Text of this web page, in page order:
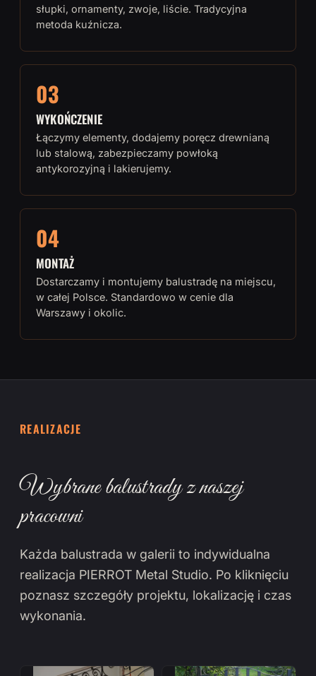
słupki, ornamenty, zwoje, liście. Tradycyjna
metoda kuźnicza.
03
WYKOŃCZENIE
Łączymy elementy, dodajemy poręcz drewnianą
lub stalową, zabezpieczamy powłoką
antykorozyjną i lakierujemy.
04
MONTAŻ
Dostarczamy i montujemy balustradę na miejscu,
w całej Polsce. Standardowo w cenie dla
Warszawy i okolic.
REALIZACJE
Wybrane balustrady z naszej
pracowni
Każda balustrada w galerii to indywidualna
realizacja PIERROT Metal Studio. Po kliknięciu
poznasz szczegóły projektu, lokalizację i czas
wykonania.